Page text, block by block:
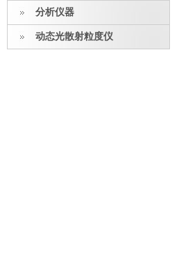
分析仪器
动态光散射粒度仪